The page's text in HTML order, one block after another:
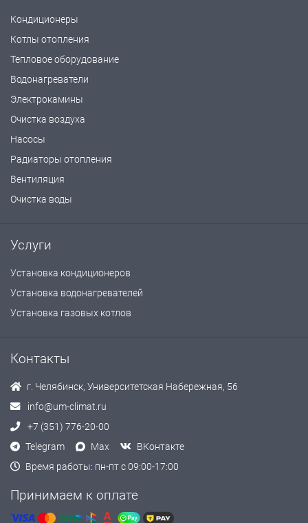
Кондиционеры
Котлы отопления
Тепловое оборудование
Водонагреватели
Электрокамины
Очистка воздуха
Насосы
Радиаторы отопления
Вентиляция
Очистка воды
Услуги
Установка кондиционеров
Установка водонагревателей
Установка газовых котлов
Контакты
г. Челябинск, Университетская Набережная, 56
info@um-climat.ru
+7 (351) 776-20-00
Telegram
Max
ВКонтакте
Время работы: пн-пт с 09:00-17:00
Принимаем к оплате